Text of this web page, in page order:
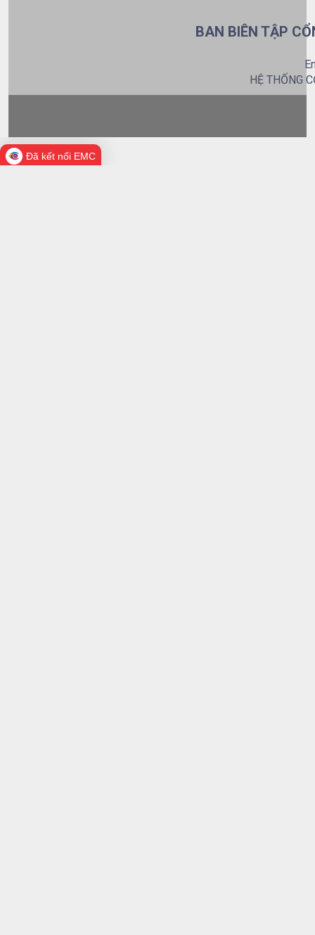
BAN BIÊN TẬP
HỆ THỐNG
Đã kết nối EMC